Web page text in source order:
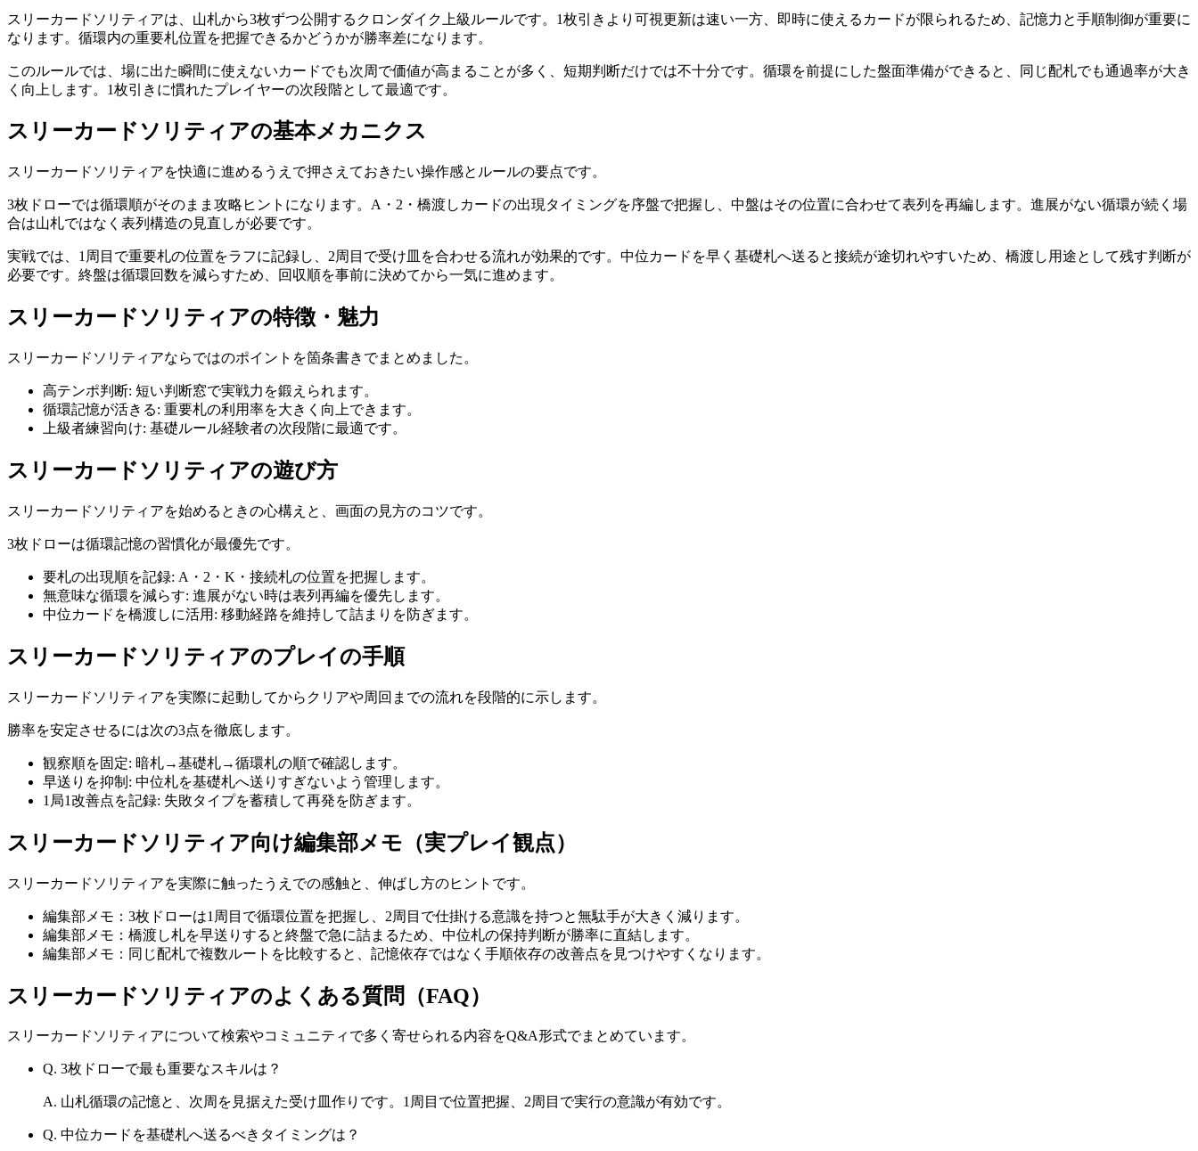
スリーカードソリティアは、山札から3枚ずつ公開するクロンダイク上級ルールです。1枚引きより可視更新は速い一方、即時に使えるカードが限られるため、記憶力と手順制御が重要に
なります。循環内の重要札位置を把握できるかどうかが勝率差になります。
このルールでは、場に出た瞬間に使えないカードでも次周で価値が高まることが多く、短期判断だけでは不十分です。循環を前提にした盤面準備ができると、同じ配札でも通過率が大き
く向上します。1枚引きに慣れたプレイヤーの次段階として最適です。
スリーカードソリティアの基本メカニクス
スリーカードソリティアを快適に進めるうえで押さえておきたい操作感とルールの要点です。
3枚ドローでは循環順がそのまま攻略ヒントになります。A・2・橋渡しカードの出現タイミングを序盤で把握し、中盤はその位置に合わせて表列を再編します。進展がない循環が続く場
合は山札ではなく表列構造の見直しが必要です。
実戦では、1周目で重要札の位置をラフに記録し、2周目で受け皿を合わせる流れが効果的です。中位カードを早く基礎札へ送ると接続が途切れやすいため、橋渡し用途として残す判断が
必要です。終盤は循環回数を減らすため、回収順を事前に決めてから一気に進めます。
スリーカードソリティアの特徴・魅力
スリーカードソリティアならではのポイントを箇条書きでまとめました。
高テンポ判断: 短い判断窓で実戦力を鍛えられます。
循環記憶が活きる: 重要札の利用率を大きく向上できます。
上級者練習向け: 基礎ルール経験者の次段階に最適です。
スリーカードソリティアの遊び方
スリーカードソリティアを始めるときの心構えと、画面の見方のコツです。
3枚ドローは循環記憶の習慣化が最優先です。
要札の出現順を記録: A・2・K・接続札の位置を把握します。
無意味な循環を減らす: 進展がない時は表列再編を優先します。
中位カードを橋渡しに活用 : 移動経路を維持して詰まりを防ぎます。
スリーカードソリティアのプレイの手順
スリーカードソリティアを実際に起動してからクリアや周回までの流れを段階的に示します。
勝率を安定させるには次の3点を徹底します。
観察順を固定: 暗札→基礎札→循環札の順で確認します。
早送りを抑制 : 中位札を基礎札へ送りすぎないよう管理します。
1局1改善点を記録: 失敗タイプを蓄積して再発を防ぎます。
スリーカードソリティア向け編集部メモ（実プレイ観点）
スリーカードソリティアを実際に触ったうえでの感触と、伸ばし方のヒントです。
編集部メモ：3枚ドローは1周目で循環位置を把握し、2周目で仕掛ける意識を持つと無駄手が大きく減ります。
編集部メモ：橋渡し札を早送りすると終盤で急に詰まるため、中位札の保持判断が勝率に直結します。
編集部メモ：同じ配札で複数ルートを比較すると、記憶依存ではなく手順依存の改善点を見つけやすくなります。
スリーカードソリティアのよくある質問（FAQ）
スリーカードソリティアについて検索やコミュニティで多く寄せられる内容をQ&A形式でまとめています。
Q. 3枚ドローで最も重要なスキルは？
A. 山札循環の記憶と、次周を見据えた受け皿作りです。1周目で位置把握、2周目で実行の意識が有効です。
Q. 中位カードを基礎札へ送るべきタイミングは？